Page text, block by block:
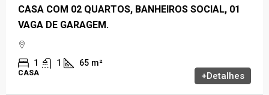
CASA COM 02 QUARTOS, BANHEIROS SOCIAL, 01
VAGA DE GARAGEM.
1 1 65 m²
CASA +Detalhes